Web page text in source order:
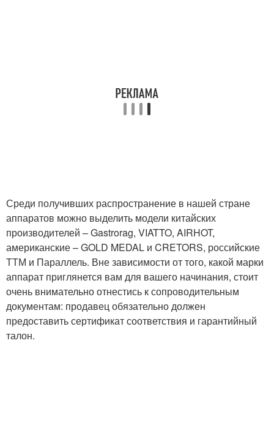
Среди получивших распространение в нашей стране
аппаратов можно выделить модели китайских
производителей – Gastrorag, VIATTO, AIRHOT,
американские – GOLD MEDAL и CRETORS, российские
ТТМ и Параллель. Вне зависимости от того, какой марки
аппарат приглянется вам для вашего начинания, стоит
очень внимательно отнестись к сопроводительным
документам: продавец обязательно должен
предоставить сертификат соответствия и гарантийный
талон.